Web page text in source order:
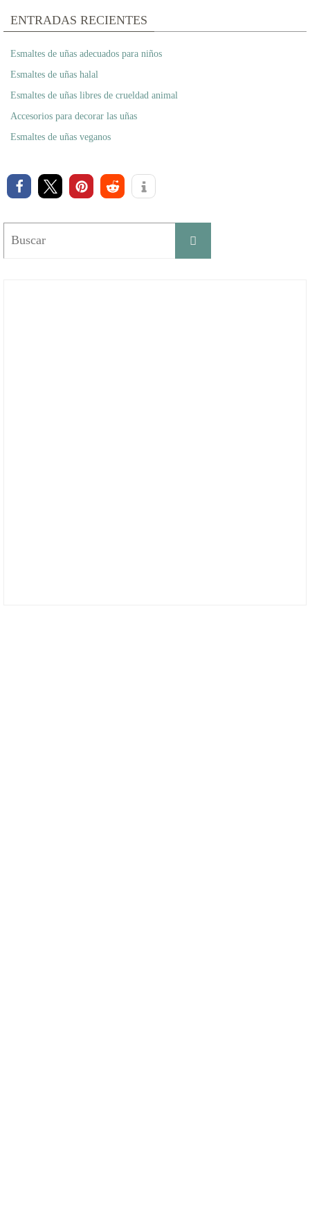
ENTRADAS RECIENTES
Esmaltes de uñas adecuados para niños
Esmaltes de uñas halal
Esmaltes de uñas libres de crueldad animal
Accesorios para decorar las uñas
Esmaltes de uñas veganos